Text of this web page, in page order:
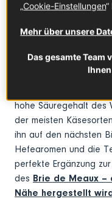
Käse-
Brie de Meaux
Im Zweifelsfall passt
hohe Säuregehalt des
der meisten
ihn auf den nächsten
Hefearomen und die
perfekte Ergänzung
des Brie de Meaux –
Nähe hergestellt
„Cookie-Einstellungen
Mehr über unsere
Das gesamte Team